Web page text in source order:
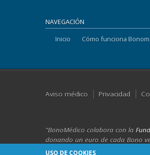
NAVEGACIÓN
Inicio
Cómo funciona
Aviso médico Privacidad
"BonoMédico colabora con la
donando un euro de cada Bono
USO DE COOKIES